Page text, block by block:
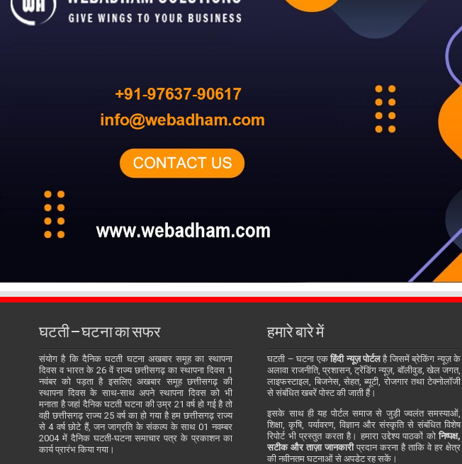
घटती – घटना का सफर
संयोग है कि दैनिक घटती घटना अखबार समूह का स्थापना
दिवस व भारत के 26 वें राज्य छत्तीसगढ़ का स्थापना दिवस 1
नवंबर को पड़ता है इसलिए अखबार समूह छत्तीसगढ़ की
स्थापना दिवस के साथ-साथ अपने स्थापना दिवस को भी
मनाता है जहां दैनिक घटती घटना की उम्र 21 वर्ष हो गई है तो
वही छत्तीसगढ़ राज्य 25 वर्ष का हो गया है हम छत्तीसगढ़ राज्य
से 4 वर्ष छोटे हैं, जन जाग्रति के संकल्प के साथ 01 नवम्बर
2004 में दैनिक घटती-घटना समाचार पत्र के प्रकाशन का
कार्य प्रारंभ किया गया।
हमारे बारे में
घटती – घटना एकहिंदी न्यूज़ पोर्टलहै जिसमें ब्रेकिंग न्यूज़ के
अलावा राजनीति, प्रशासन, ट्रेंडिंग न्यूज़, बॉलीवुड, खेल जगत,
लाइफस्टाइल, बिजनेस, सेहत, ब्यूटी, रोजगार तथा टेक्नोलॉजी
से संबंधित खबरें पोस्ट की जाती हैं।
इसके साथ ही यह पोर्टल समाज से जुड़ी ज्वलंत समस्याओं,
शिक्षा, कृषि, पर्यावरण, विज्ञान और संस्कृति से संबंधित विशेष
रिपोर्ट भी प्रस्तुत करता है। हमारा उद्देश्य पाठकों कोनिष्पक्ष,
सटीक और ताज़ा जानकारीप्रदान करना है ताकि वे हर क्षेत्र
की नवीनतम घटनाओं से अपडेट रह सकें।